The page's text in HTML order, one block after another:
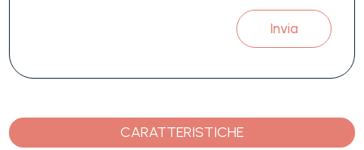
Invia
CARATTERISTICHE